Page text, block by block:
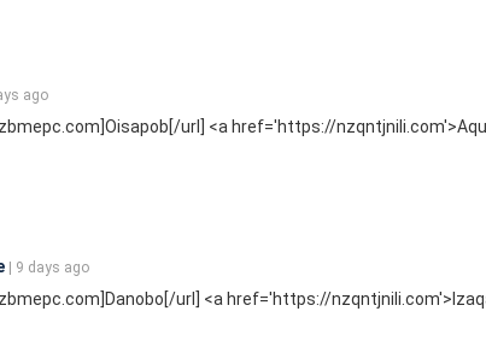
ago
url] <a href='https://
| 9 days ago
url] <a href='https://